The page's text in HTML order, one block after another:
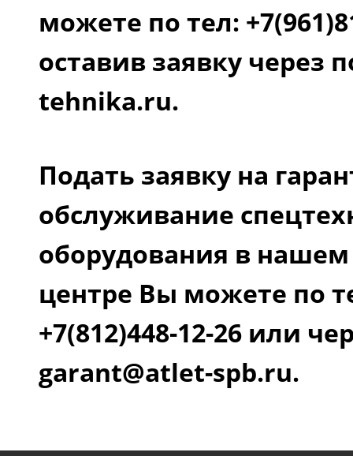
можете по тел:
оставив заявку через
tehnika.ru.
Подать заявку на
обслуживание
оборудования в
центре Вы можете по
+7(812)448-12-26 или
garant@atlet-spb.ru.